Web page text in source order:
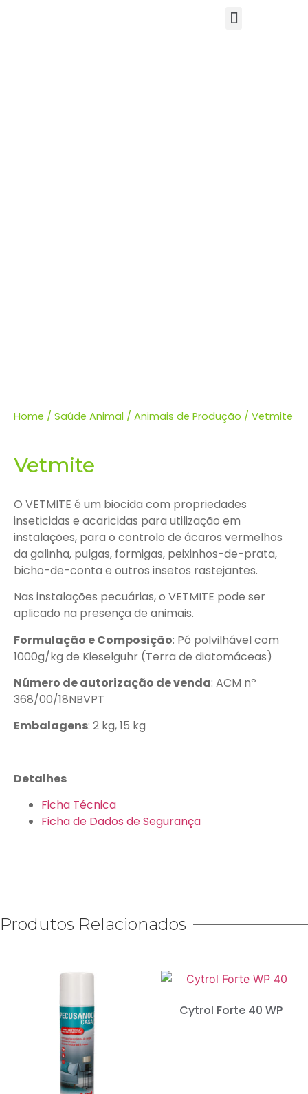
Home / Saúde Animal / Animais de Produção / Vetmite
Vetmite
O VETMITE é um biocida com propriedades
inseticidas e acaricidas para utilização em
instalações, para o controlo de ácaros vermelhos
da galinha, pulgas, formigas, peixinhos-de-prata,
bicho-de-conta e outros insetos rastejantes.
Nas instalações pecuárias, o VETMITE pode ser
aplicado na presença de animais.
Formulação e Composição: Pó polvilhável com
1000g/kg de Kieselguhr (Terra de diatomáceas)
Número de autorização de venda: ACM nº
368/00/18NBVPT
Embalagens: 2 kg, 15 kg
Detalhes
Ficha Técnica
Ficha de Dados de Segurança
Produtos Relacionados
Cytrol Forte 40 WP